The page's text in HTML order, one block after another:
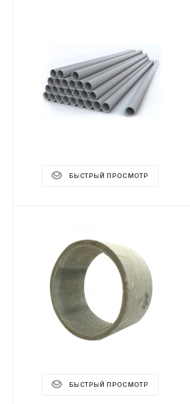
БЫСТРЫЙ ПРОСМОТР
БЫСТРЫЙ ПРОСМОТР